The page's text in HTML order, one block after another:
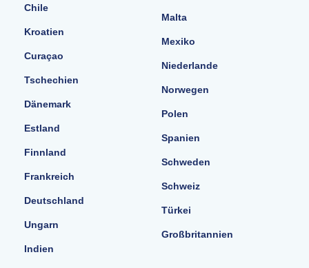
Chile
Kroatien
Curaçao
Tschechien
Dänemark
Estland
Finnland
Frankreich
Deutschland
Ungarn
Indien
Malta
Mexiko
Niederlande
Norwegen
Polen
Spanien
Schweden
Schweiz
Türkei
Großbritannien